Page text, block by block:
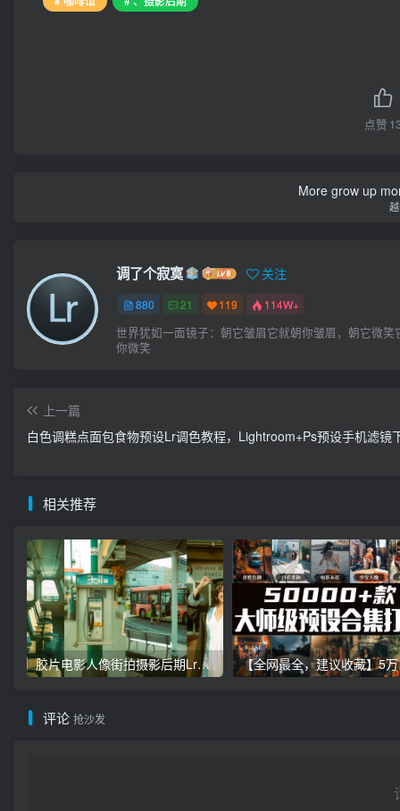
点赞
More grow up
调了个寂寞 关注
880 21 119 114W+
世界犹如一面镜子：朝它皱眉它就朝你皱眉，朝它微笑
你微笑
上一篇
白色调糕点面包食物预设Lr调色教程，Lightroom+Ps预设手机滤镜
相关推荐
胶片电影人像街拍摄影后期Lr调色教程，手机滤镜PS+Lightroom预设下载！ 【全网最全
评论 抢沙发